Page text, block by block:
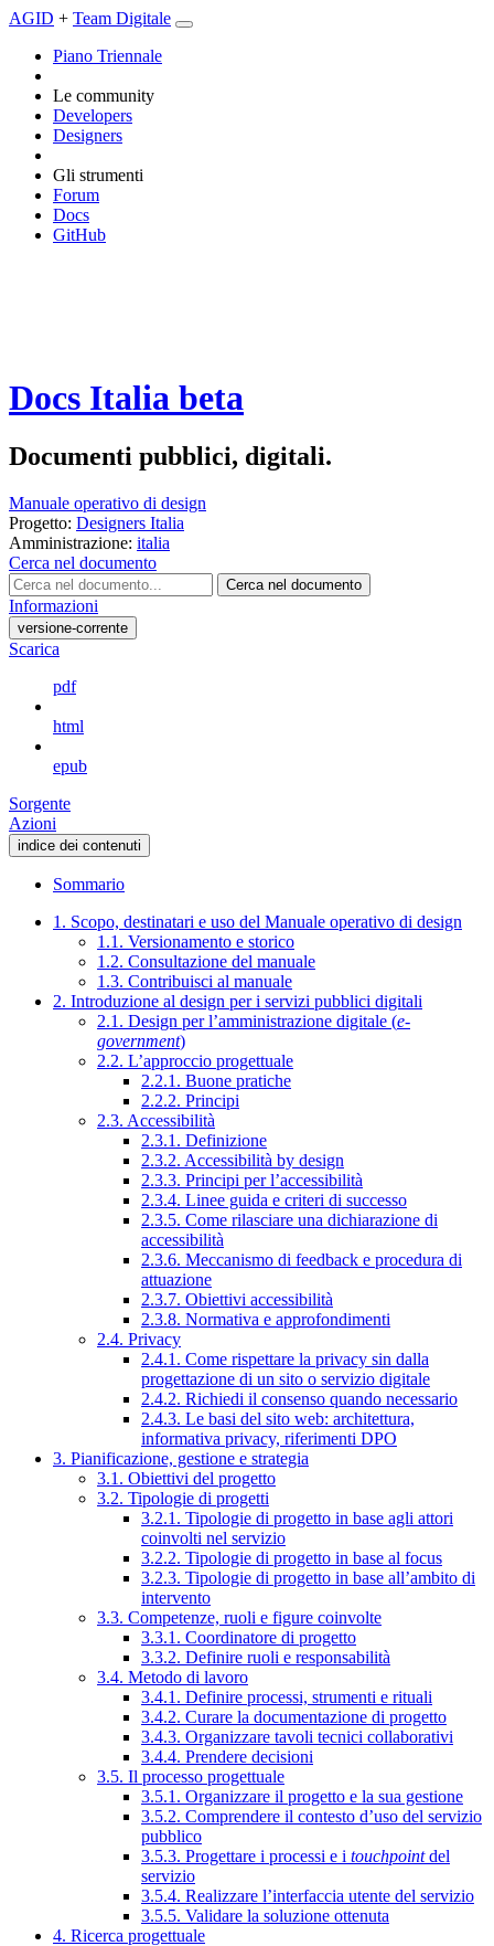
AGID + Team Digitale
Piano Triennale
Le community
Developers
Designers
Gli strumenti
Forum
Docs
GitHub
Docs Italia beta
Documenti pubblici, digitali.
Manuale operativo di design
Progetto: Designers Italia
Amministrazione: italia
Cerca nel documento
Cerca nel documento
Informazioni
versione-corrente
Scarica
pdf
html
epub
Sorgente
Azioni
indice dei contenuti
Sommario
1. Scopo, destinatari e uso del Manuale operativo di design
1.1. Versionamento e storico
1.2. Consultazione del manuale
1.3. Contribuisci al manuale
2. Introduzione al design per i servizi pubblici digitali
2.1. Design per l’amministrazione digitale (e-
government)
2.2. L’approccio progettuale
2.2.1. Buone pratiche
2.2.2. Principi
2.3. Accessibilità
2.3.1. Definizione
2.3.2. Accessibilità by design
2.3.3. Principi per l’accessibilità
2.3.4. Linee guida e criteri di successo
2.3.5. Come rilasciare una dichiarazione di
accessibilità
2.3.6. Meccanismo di feedback e procedura di
attuazione
2.3.7. Obiettivi accessibilità
2.3.8. Normativa e approfondimenti
2.4. Privacy
2.4.1. Come rispettare la privacy sin dalla
progettazione di un sito o servizio digitale
2.4.2. Richiedi il consenso quando necessario
2.4.3. Le basi del sito web: architettura,
informativa privacy, riferimenti DPO
3. Pianificazione, gestione e strategia
3.1. Obiettivi del progetto
3.2. Tipologie di progetti
3.2.1. Tipologie di progetto in base agli attori
coinvolti nel servizio
3.2.2. Tipologie di progetto in base al focus
3.2.3. Tipologie di progetto in base all’ambito di
intervento
3.3. Competenze, ruoli e figure coinvolte
3.3.1. Coordinatore di progetto
3.3.2. Definire ruoli e responsabilità
3.4. Metodo di lavoro
3.4.1. Definire processi, strumenti e rituali
3.4.2. Curare la documentazione di progetto
3.4.3. Organizzare tavoli tecnici collaborativi
3.4.4. Prendere decisioni
3.5. Il processo progettuale
3.5.1. Organizzare il progetto e la sua gestione
3.5.2. Comprendere il contesto d’uso del servizio
pubblico
3.5.3. Progettare i processi e i touchpointdel
servizio
3.5.4. Realizzare l’interfaccia utente del servizio
3.5.5. Validare la soluzione ottenuta
4. Ricerca progettuale